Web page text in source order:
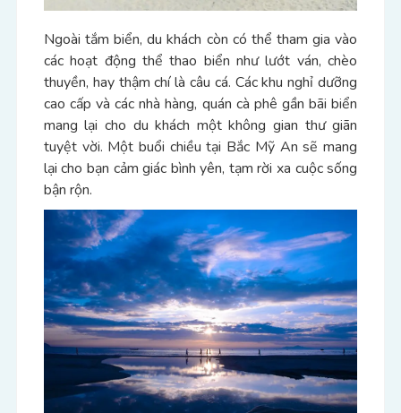
Ngoài tắm biển, du khách còn có thể tham gia vào
các hoạt động thể thao biển như lướt ván, chèo
thuyền, hay thậm chí là câu cá. Các khu nghỉ dưỡng
cao cấp và các nhà hàng, quán cà phê gần bãi biển
mang lại cho du khách một không gian thư giãn
tuyệt vời. Một buổi chiều tại Bắc Mỹ An sẽ mang
lại cho bạn cảm giác bình yên, tạm rời xa cuộc sống
bận rộn.